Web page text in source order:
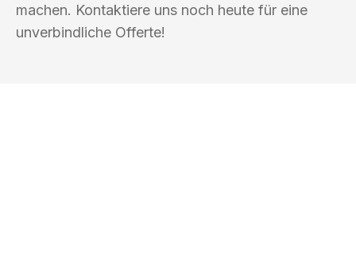
machen. Kontaktiere uns noch heute für eine
unverbindliche Offerte!